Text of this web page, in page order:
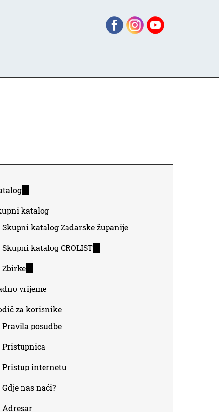
(link
external)
katalog
Skupni katalog Zadarske županije
Skupni katalog CROLIST(link
Zbirke(link
external)
vrijeme
za korisnike
Pravila posudbe
Pristupnica
Pristup internetu
Gdje nas naći?
Adresar